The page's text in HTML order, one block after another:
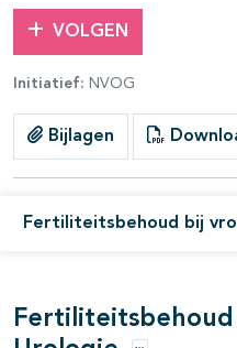
VOLGEN
Initiatief: NVOG
Bijlagen
Fertiliteitsbehoud bij
open- en
open- en
open- en